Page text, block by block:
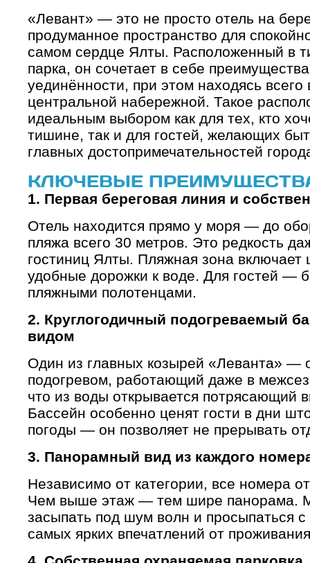
«Левант» — это не просто отель на
продуманное пространство для
самом сердце Ялты. Расположенный в
парка, он сочетает в себе
уединённости, при этом находясь
центральной набережной. Такое
идеальным выбором как для тех, кто
тишине, так и для гостей, желающих
главных достопримечательностей
КЛЮЧЕВЫЕ
1. Первая береговая линия и
Отель находится прямо у моря — до
пляжа всего 30 метров. Это редкость
гостиниц Ялты. Пляжная зона
удобные дорожки к воде. Для гостей —
пляжными полотенцами.
2. Круглогодичный подогреваемый
видом
Один из главных козырей «Леванта» —
подогревом, работающий даже в
что из воды открывается потрясающий
Бассейн особенно ценят гости в дни
погоды — он позволяет не прерывать
3. Панорамный вид из каждого
Независимо от категории, все номера
Чем выше этаж — тем шире панорама.
засыпать под шум волн и просыпаться
самых ярких впечатлений от